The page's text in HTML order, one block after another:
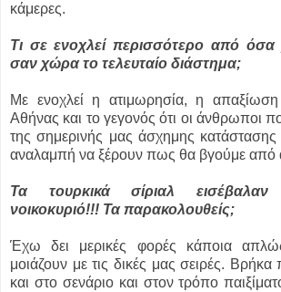
κάμερες.
Τι σε ενοχλεί περισσότερο από
σαν χώρα το τελευταίο διάστημα;
Με ενοχλεί η ατιμωρησία, η
Αθήνας και το γεγονός ότι οι άνθρωποι
της σημερινής μας άσχημης κατάστασης
αναλαμπή να ξέρουν πως θα βγούμε από
Τα τουρκικά σίριαλ
νοικοκυριό!!! Τα παρακολουθείς;
Έχω δει μερικές φορές κάποια
μοιάζουν με τις δικές μας σειρές. Βρήκα
και στο σενάριο και στον τρόπο